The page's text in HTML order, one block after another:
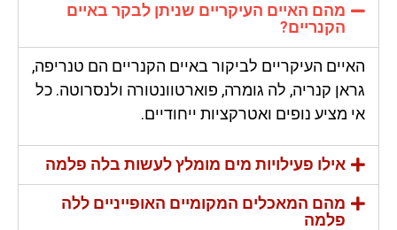
מהם האיים העיקריים שניתן לבקר באיים
הקנריים?
האיים העיקריים לביקור באיים הקנריים הם טנריפה,
גראן קנריה, לה גומרה, פוארטוונטורה ולנסרוטה. כל
אי מציע נופים ואטרקציות ייחודיים.
אילו פעילויות מים מומלץ לעשות בלה פלמה
מהם המאכלים המקומיים האופייניים ללה
פלמה